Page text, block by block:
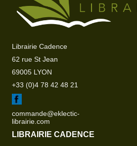
Librairie Cadence
62 rue St Jean
69005 LYON
+33 (0)4 78 42 48 21
commande@eklectic-
librairie.com
LIBRAIRIE CADENCE